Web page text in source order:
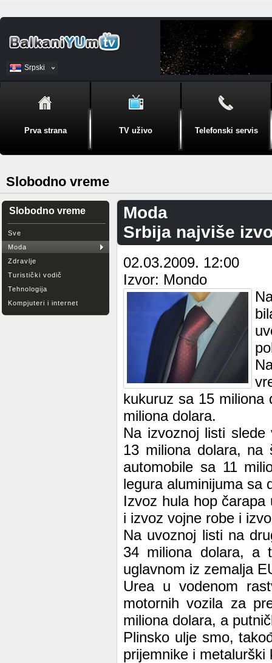
Srpski
BiH
Prva strana TV uživo Telefonski servis
Slobodno vreme
Slobodno vreme
Sve
Moda
Zdravlje
Turistički vodič
Tehnologija
Kompjuteri i internet
Moda
Srbija najviše
02.03.2009. 12:00
Izvor: Mondo
kukuruz sa 15 miliona
miliona dolara.
Na izvoznoj listi
13 miliona dolara, na
automobile sa 11
legura aluminijuma sa
Izvoz hula hop
i izvoz vojne robe i
Na uvoznoj listi na
34 miliona dolara, a
uglavnom iz zemalja
Urea u vodenom
motornih vozila za
miliona dolara, a
Plinsko ulje smo,
prijemnike i